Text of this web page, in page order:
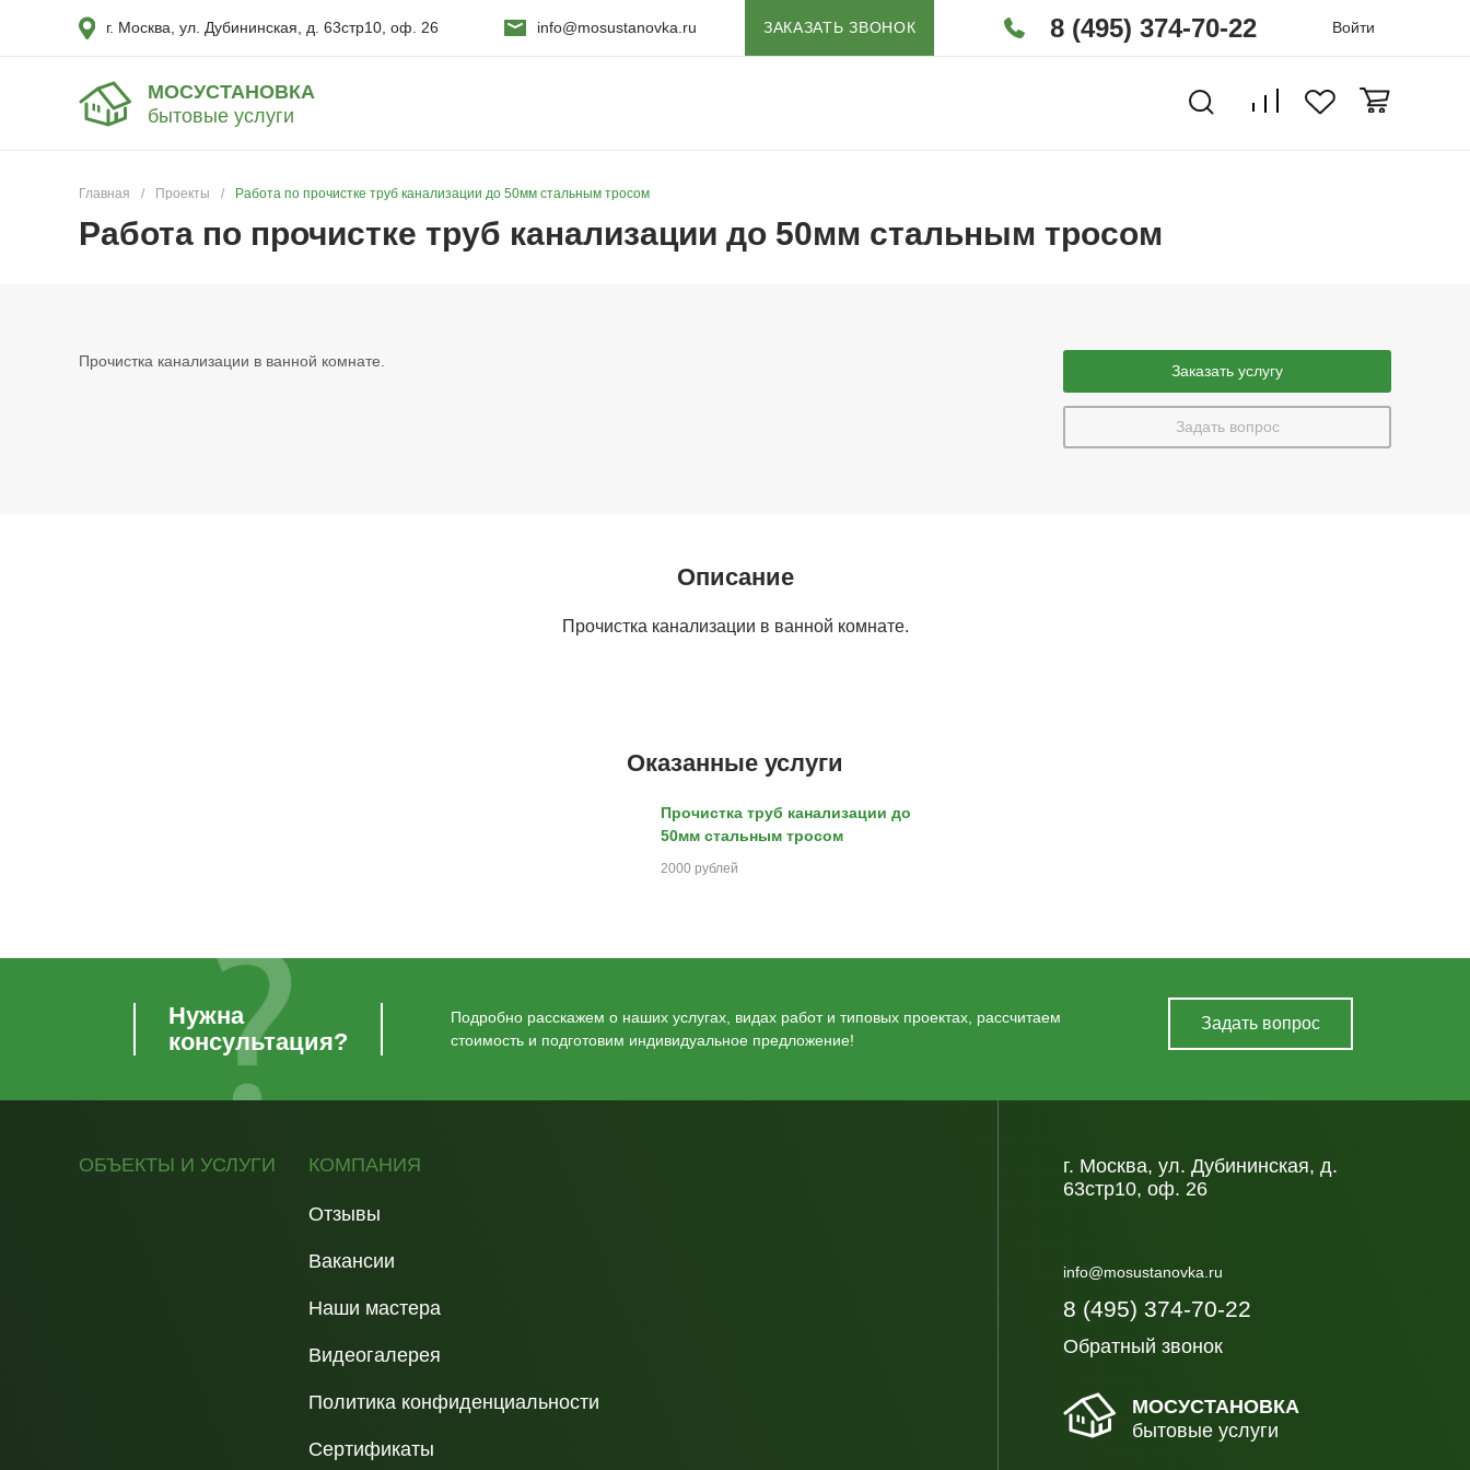
г. Москва, ул. Дубининская, д. 63стр10, оф. 26 info@mosustanovka.ru ЗАКАЗАТЬ ЗВОНОК 8 (495) 374-70-22 Войти
МОСУСТАНОВКА
бытовые услуги
Главная / Проекты / Работа по прочистке труб канализации до 50мм стальным тросом
Работа по прочистке труб канализации до 50мм стальным тросом
Прочистка канализации в ванной комнате.
Заказать услугу
Задать вопрос
Описание
Прочистка канализации в ванной комнате.
Оказанные услуги
Прочистка труб канализации до
50мм стальным тросом
2000 рублей
Нужна
консультация?
Подробно расскажем о наших услугах, видах работ и типовых проектах, рассчитаем
стоимость и подготовим индивидуальное предложение!
Задать вопрос
ОБЪЕКТЫ И УСЛУГИ КОМПАНИЯ
Отзывы
Вакансии
Наши мастера
Видеогалерея
Политика конфиденциальности
Сертификаты
г. Москва, ул. Дубининская, д.
63стр10, оф. 26
info@mosustanovka.ru
8 (495) 374-70-22
Обратный звонок
МОСУСТАНОВКА
бытовые услуги